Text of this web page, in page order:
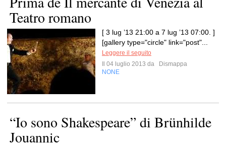
Teatro romano
[ 3 lug ’13 21:00 a 7 lug ’13 07:00. ]
[gallery type="circle" link="post"...
Leggere il seguito
Il 04 luglio 2013 da
Dismappa
NONE
“Io sono Shakespeare” di Brünhilde
Jouannic